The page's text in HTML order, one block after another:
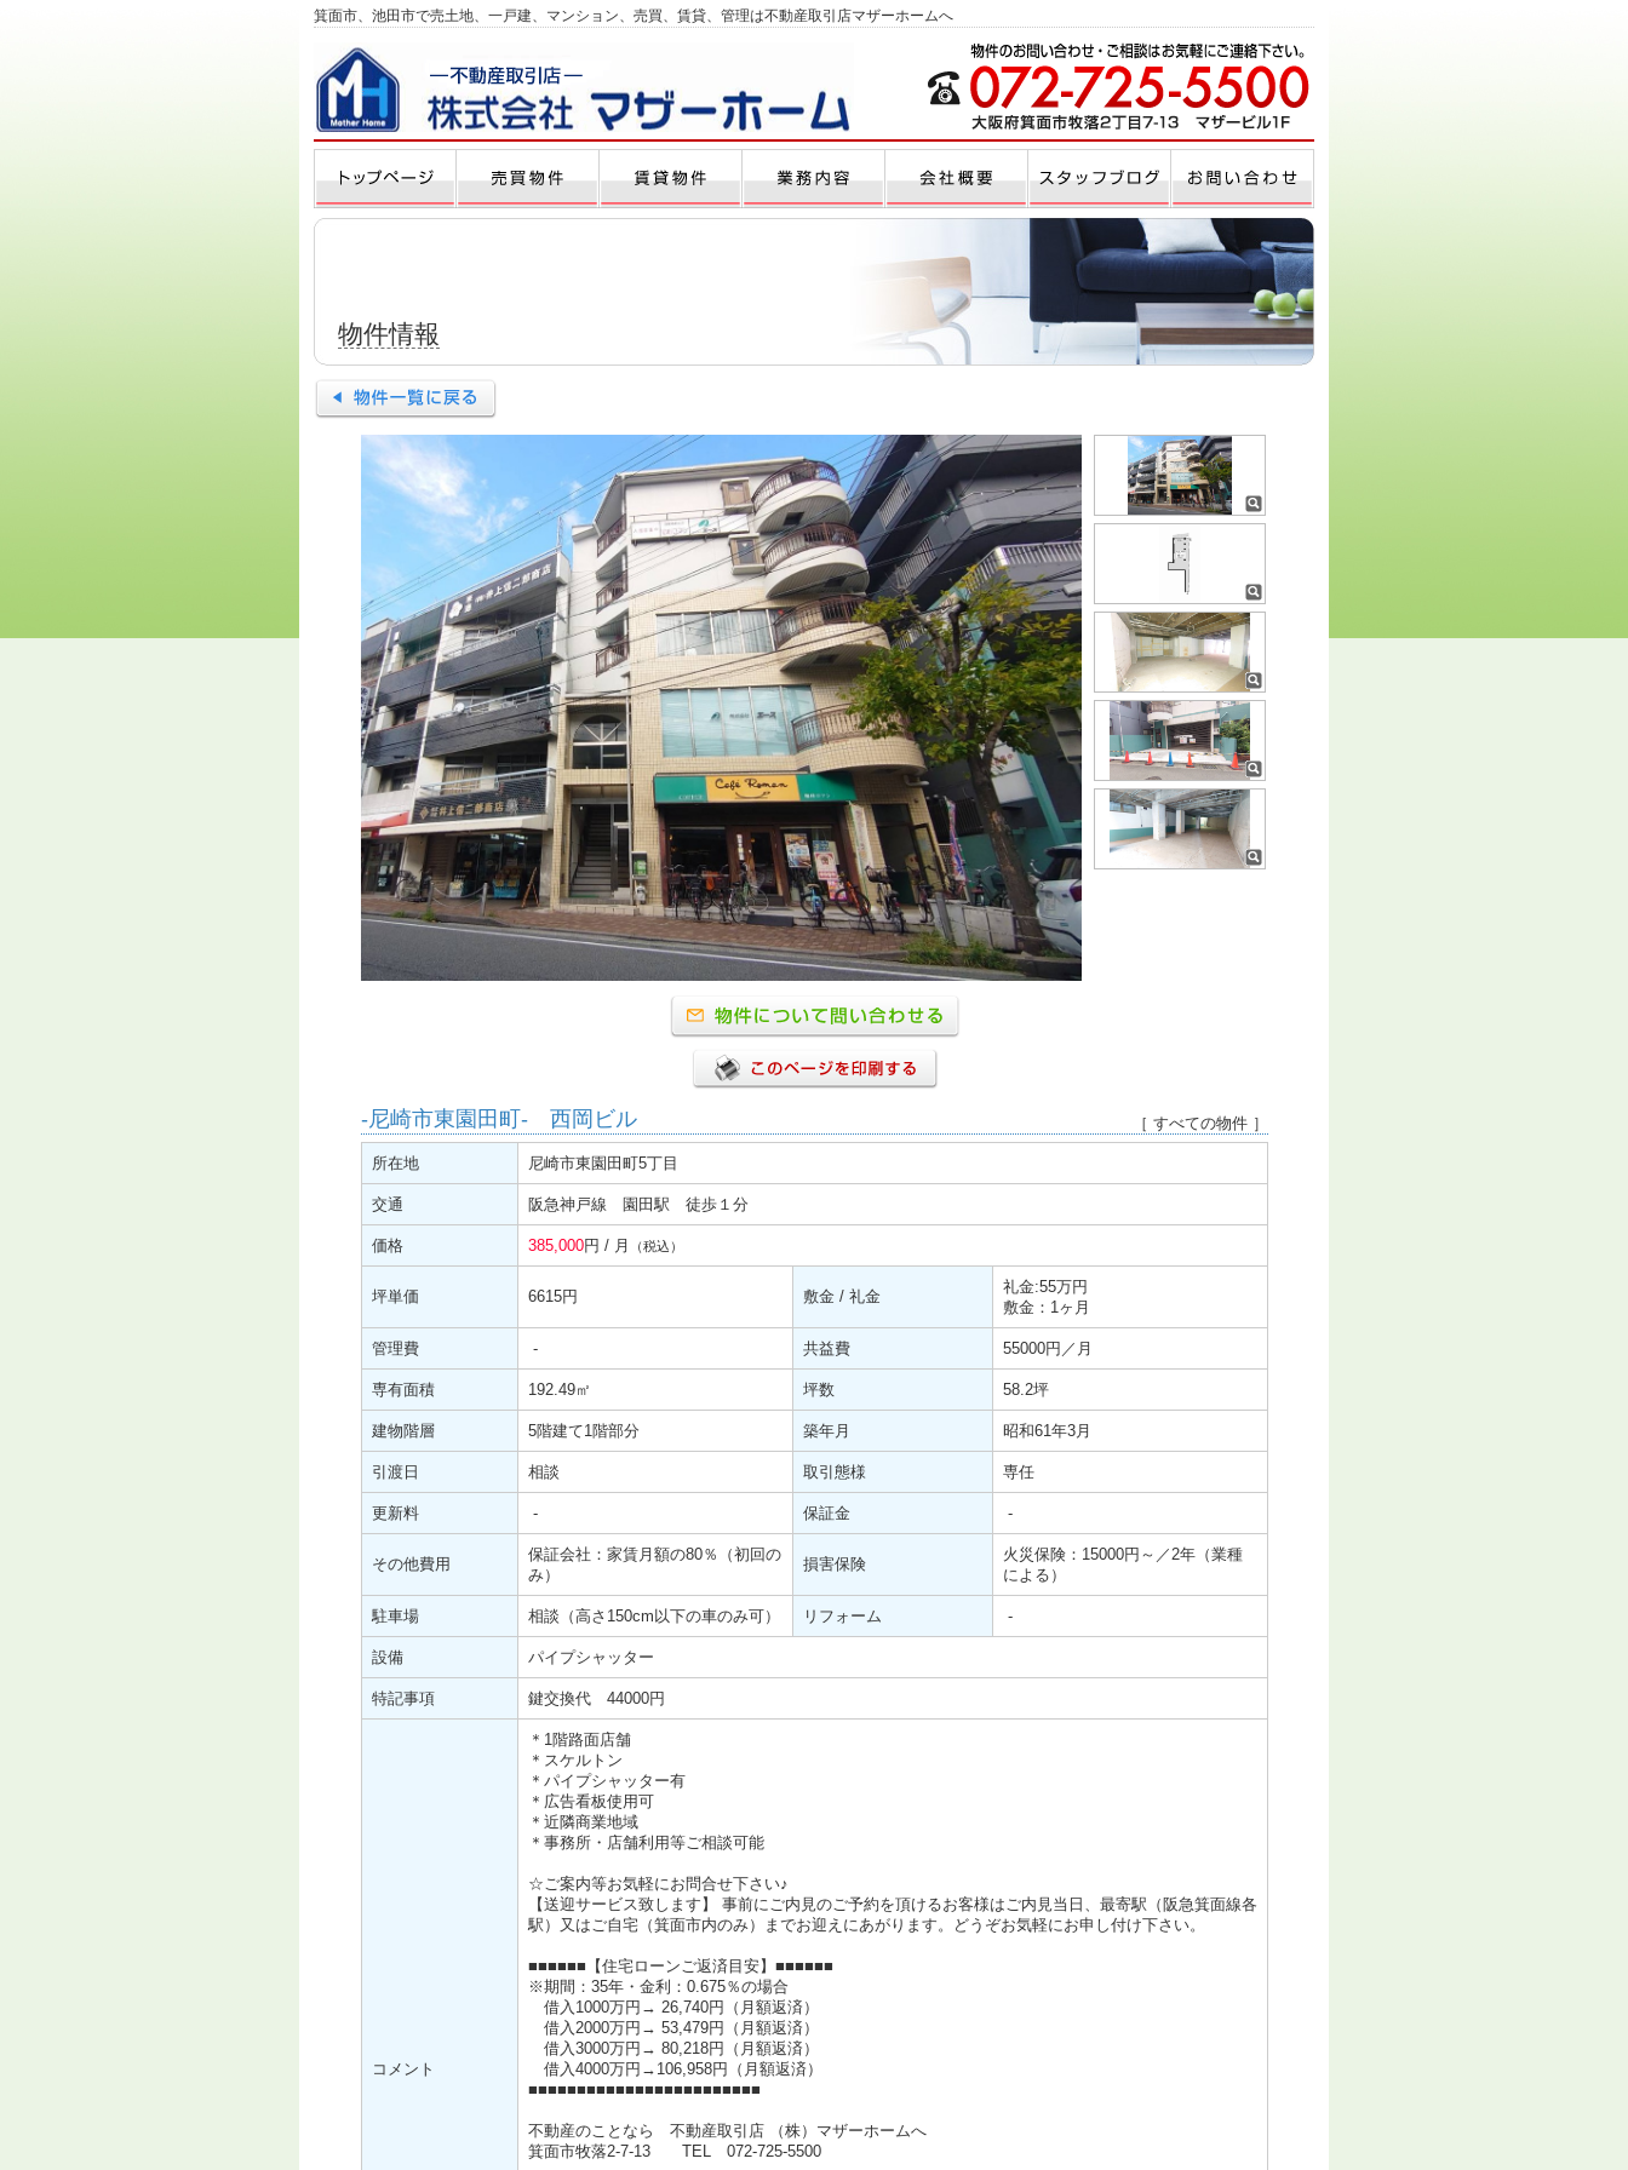
箕面市、池田市で売土地、一戸建、マンション、売買、賃貸、管理は不動産取引店マザーホームへ
物件情報
-尼崎市東園田町- 西岡ビル ［ すべての物件 ］
所在地 尼崎市東園田町5丁目
交通 阪急神戸線 園田駅 徒歩１分
価格 385,000円 / 月 （税込）
坪単価 6615円 敷金 / 礼金
礼金:55万円
敷金：1ヶ月
管理費 - 共益費 55000円／月
専有面積 192.49㎡ 坪数 58.2坪
建物階層 5階建て1階部分 築年月 昭和61年3月
引渡日 相談 取引態様 専任
更新料 - 保証金 -
その他費用
保証会社：家賃月額の80％（初回の
み）
損害保険
火災保険：15000円～／2年（業種
による）
駐車場 相談（高さ150cm以下の車のみ可） リフォーム -
設備 パイプシャッター
特記事項 鍵交換代 44000円
コメント
＊1階路面店舗
＊スケルトン
＊パイプシャッター有
＊広告看板使用可
＊近隣商業地域
＊事務所・店舗利用等ご相談可能
☆ご案内等お気軽にお問合せ下さい♪
【送迎サービス致します】 事前にご内見のご予約を頂けるお客様はご内見当日、最寄駅（阪急箕面線各
駅）又はご自宅（箕面市内のみ）までお迎えにあがります。どうぞお気軽にお申し付け下さい。
■■■■■■【住宅ローンご返済目安】■■■■■■
※期間：35年・金利：0.675％の場合
借入1000万円→ 26,740円（月額返済）
借入2000万円→ 53,479円（月額返済）
借入3000万円→ 80,218円（月額返済）
借入4000万円→106,958円（月額返済）
■■■■■■■■■■■■■■■■■■■■■■■■
不動産のことなら 不動産取引店 （株）マザーホームへ
箕面市牧落2-7-13 TEL 072-725-5500